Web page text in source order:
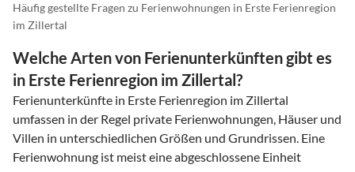
Häufig gestellte Fragen zu Ferienwohnungen in Erste Ferienregion
im Zillertal
Welche Arten von Ferienunterkünften gibt es
in Erste Ferienregion im Zillertal?
Ferienunterkünfte in Erste Ferienregion im Zillertal
umfassen in der Regel private Ferienwohnungen, Häuser und
Villen in unterschiedlichen Größen und Grundrissen. Eine
Ferienwohnung ist meist eine abgeschlossene Einheit